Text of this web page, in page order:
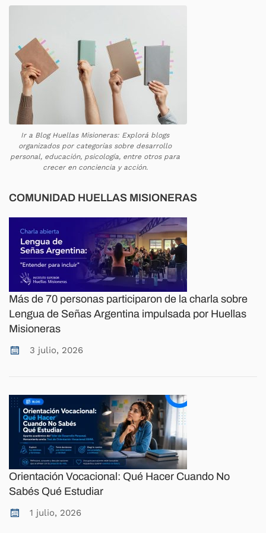
Ir a Blog Huellas Misioneras: Explorá blogs
organizados por categorías sobre desarrollo
personal, educación, psicología, entre otros para
crecer en conciencia y acción.
COMUNIDAD HUELLAS MISIONERAS
Más de 70 personas participaron de la charla sobre
Lengua de Señas Argentina impulsada por Huellas
Misioneras
3 julio, 2026
Orientación Vocacional: Qué Hacer Cuando No
Sabés Qué Estudiar
1 julio, 2026